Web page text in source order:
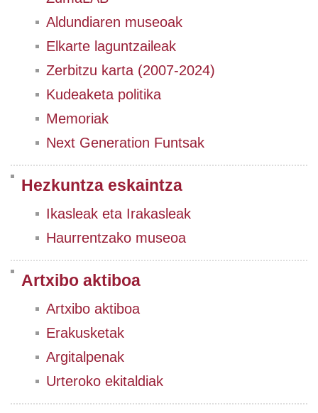
Aldundiaren museoak
Elkarte laguntzaileak
Zerbitzu karta (2007-2024)
Kudeaketa politika
Memoriak
Next Generation Funtsak
Hezkuntza eskaintza
Ikasleak eta Irakasleak
Haurrentzako museoa
Artxibo aktiboa
Artxibo aktiboa
Erakusketak
Argitalpenak
Urteroko ekitaldiak